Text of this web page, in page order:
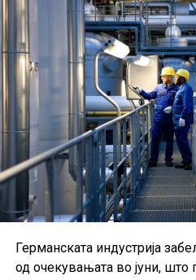
Германската индустрија
од очекувањата во јуни, што